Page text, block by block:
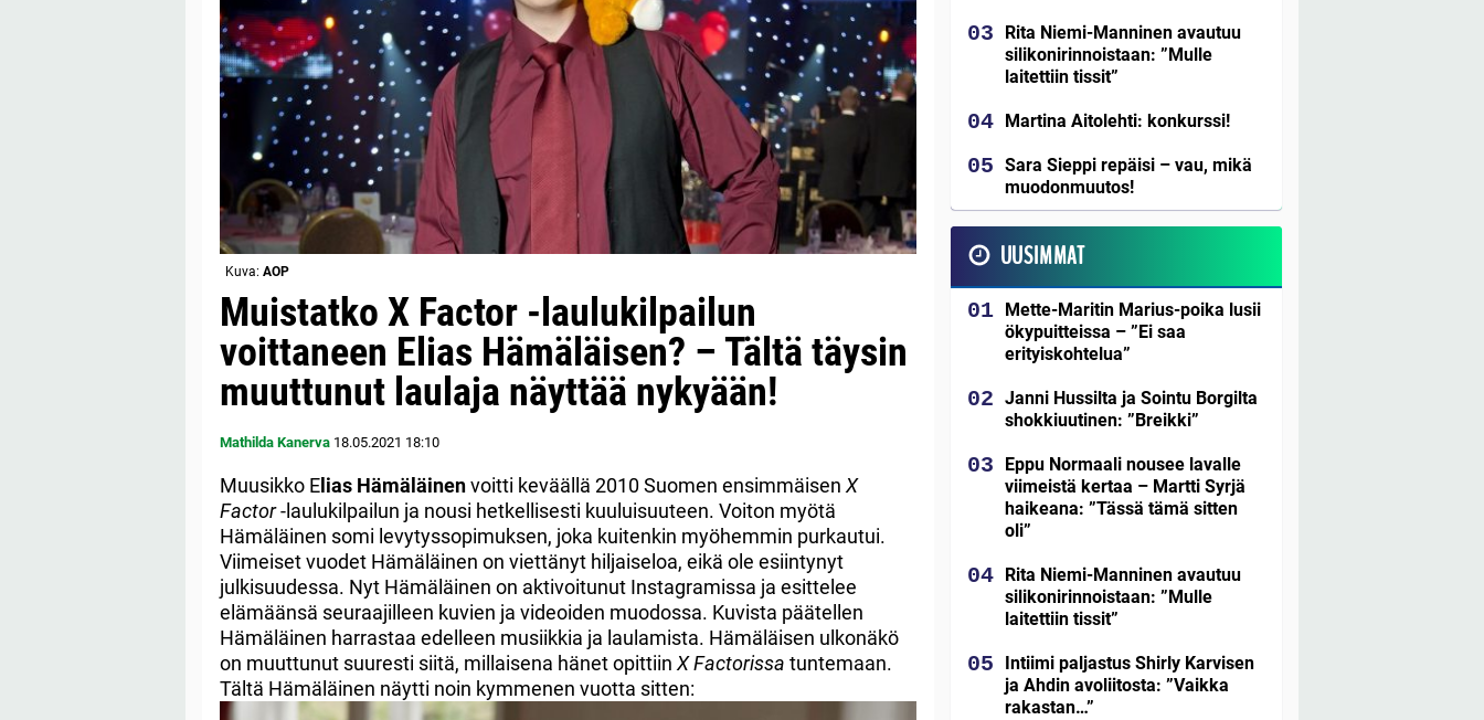
Kuva: AOP
Muistatko X Factor -laulukilpailun
voittaneen Elias Hämäläisen? – Tältä täysin
muuttunut laulaja näyttää nykyään!
Mathilda Kanerva 18.05.2021 18:10
Muusikko E lias Hämäläinenvoitti keväällä 2010 Suomen ensimmäisen X
Factor-laulukilpailun ja nousi hetkellisesti kuuluisuuteen. Voiton myötä
Hämäläinen somi levytyssopimuksen, joka kuitenkin myöhemmin purkautui.
Viimeiset vuodet Hämäläinen on viettänyt hiljaiseloa, eikä ole esiintynyt
julkisuudessa. Nyt Hämäläinen on aktivoitunut Instagramissa ja esittelee
elämäänsä seuraajilleen kuvien ja videoiden muodossa. Kuvista päätellen
Hämäläinen harrastaa edelleen musiikkia ja laulamista. Hämäläisen ulkonäkö
on muuttunut suuresti siitä, millaisena hänet opittiin X Factorissa tuntemaan.
Tältä Hämäläinen näytti noin kymmenen vuotta sitten:
Rita Niemi-Manninen avautuu
silikonirinnoistaan: ”Mulle
laitettiin tissit”
Martina Aitolehti: konkurssi!
Sara Sieppi repäisi – vau, mikä
muodonmuutos!
UUSIMMAT
Mette-Maritin Marius-poika lusii
ökypuitteissa – ”Ei saa
erityiskohtelua”
Janni Hussilta ja Sointu Borgilta
shokkiuutinen: ”Breikki”
Eppu Normaali nousee lavalle
viimeistä kertaa – Martti Syrjä
haikeana: ”Tässä tämä sitten
oli”
Rita Niemi-Manninen avautuu
silikonirinnoistaan: ”Mulle
laitettiin tissit”
Intiimi paljastus Shirly Karvisen
ja Ahdin avoliitosta: ”Vaikka
rakastan…”